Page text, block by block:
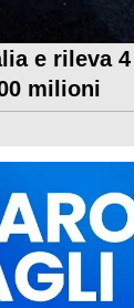
e rileva
milioni